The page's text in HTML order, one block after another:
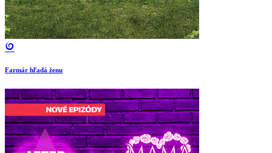
Farmár hľadá ženu